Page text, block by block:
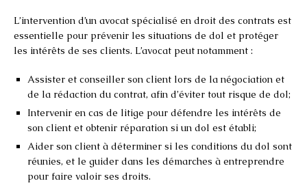
L’intervention d’un avocat spécialisé en droit des contrats est
essentielle pour prévenir les situations de dol et protéger
les intérêts de ses clients. L’avocat peut notamment :
Assister et conseiller son client lors de la négociation et
de la rédaction du contrat, afin d’éviter tout risque de dol;
Intervenir en cas de litige pour défendre les intérêts de
son client et obtenir réparation si un dol est établi;
Aider son client à déterminer si les conditions du dol sont
réunies, et le guider dans les démarches à entreprendre
pour faire valoir ses droits.